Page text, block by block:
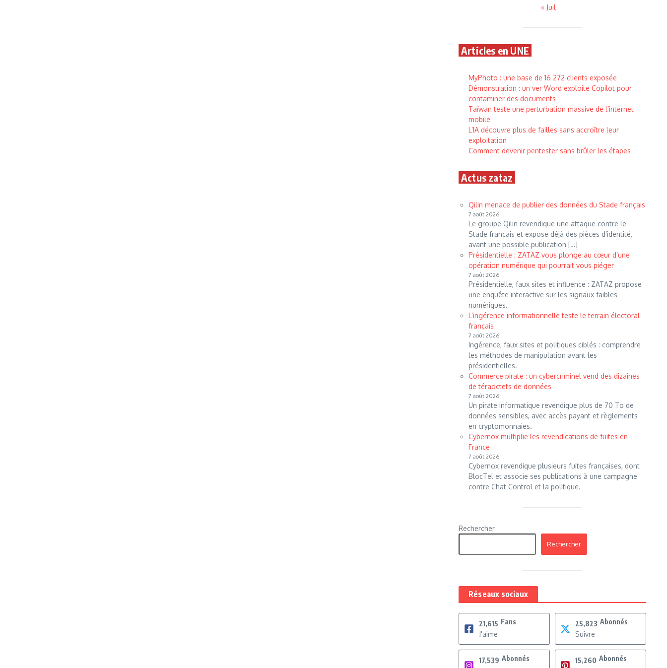
« Juil
Articles en UNE
MyPhoto : une base de 16 272 clients exposée
Démonstration : un ver Word exploite Copilot pour
contaminer des documents
Taïwan teste une perturbation massive de l’internet
mobile
L’IA découvre plus de failles sans accroître leur
exploitation
Comment devenir pentester sans brûler les étapes
Actus zataz
Qilin menace de publier des données du Stade français
7 août 2026
Le groupe Qilin revendique une attaque contre le
Stade français et expose déjà des pièces d’identité,
avant une possible publication […]
Présidentielle : ZATAZ vous plonge au cœur d’une
opération numérique qui pourrait vous piéger
7 août 2026
Présidentielle, faux sites et influence : ZATAZ propose
une enquête interactive sur les signaux faibles
numériques.
L’ingérence informationnelle teste le terrain électoral
français
7 août 2026
Ingérence, faux sites et politiques ciblés : comprendre
les méthodes de manipulation avant les
présidentielles.
Commerce pirate : un cybercriminel vend des dizaines
de téraoctets de données
7 août 2026
Un pirate informatique revendique plus de 70 To de
données sensibles, avec accès payant et règlements
en cryptomonnaies.
Cybernox multiplie les revendications de fuites en
France
7 août 2026
Cybernox revendique plusieurs fuites françaises, dont
BlocTel et associe ses publications à une campagne
contre Chat Control et la politique.
Rechercher
Rechercher
Réseaux sociaux
21,615 Fans
J'aime
25,823 Abonnés
Suivre
17,539 Abonnés
15,260 Abonnés